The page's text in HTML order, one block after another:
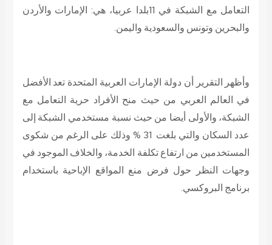
التعامل مع الشبكة في 11
بلدا عربيا، هي: الإمارات والأردن
والبحرين وتونس والسعودية واليمن.
وأظهر التقرير أن دولة الإمارات العربية المتحدة تعد الأفضل
في العالم العربي من حيث منح الأفراد حرية التعامل مع
الشبكة، والأولى أيضا من حيث نسبة مستخدمي الشبكة إلى
عدد السكان والتي بلغت 31 % وذلك على الرغم من شكوى
المستخدمين من ارتفاع تكلفة الخدمة، والخلاف الموجود في
وجهات النظر حول فرض منع المواقع الإباحية باستخدام
برنامج البروكسي.